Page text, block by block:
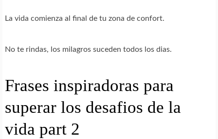
La vida comienza al final de tu zona de confort.
No te rindas, los milagros suceden todos los dias.
Frases inspiradoras para
superar los desafios de la
vida part 2